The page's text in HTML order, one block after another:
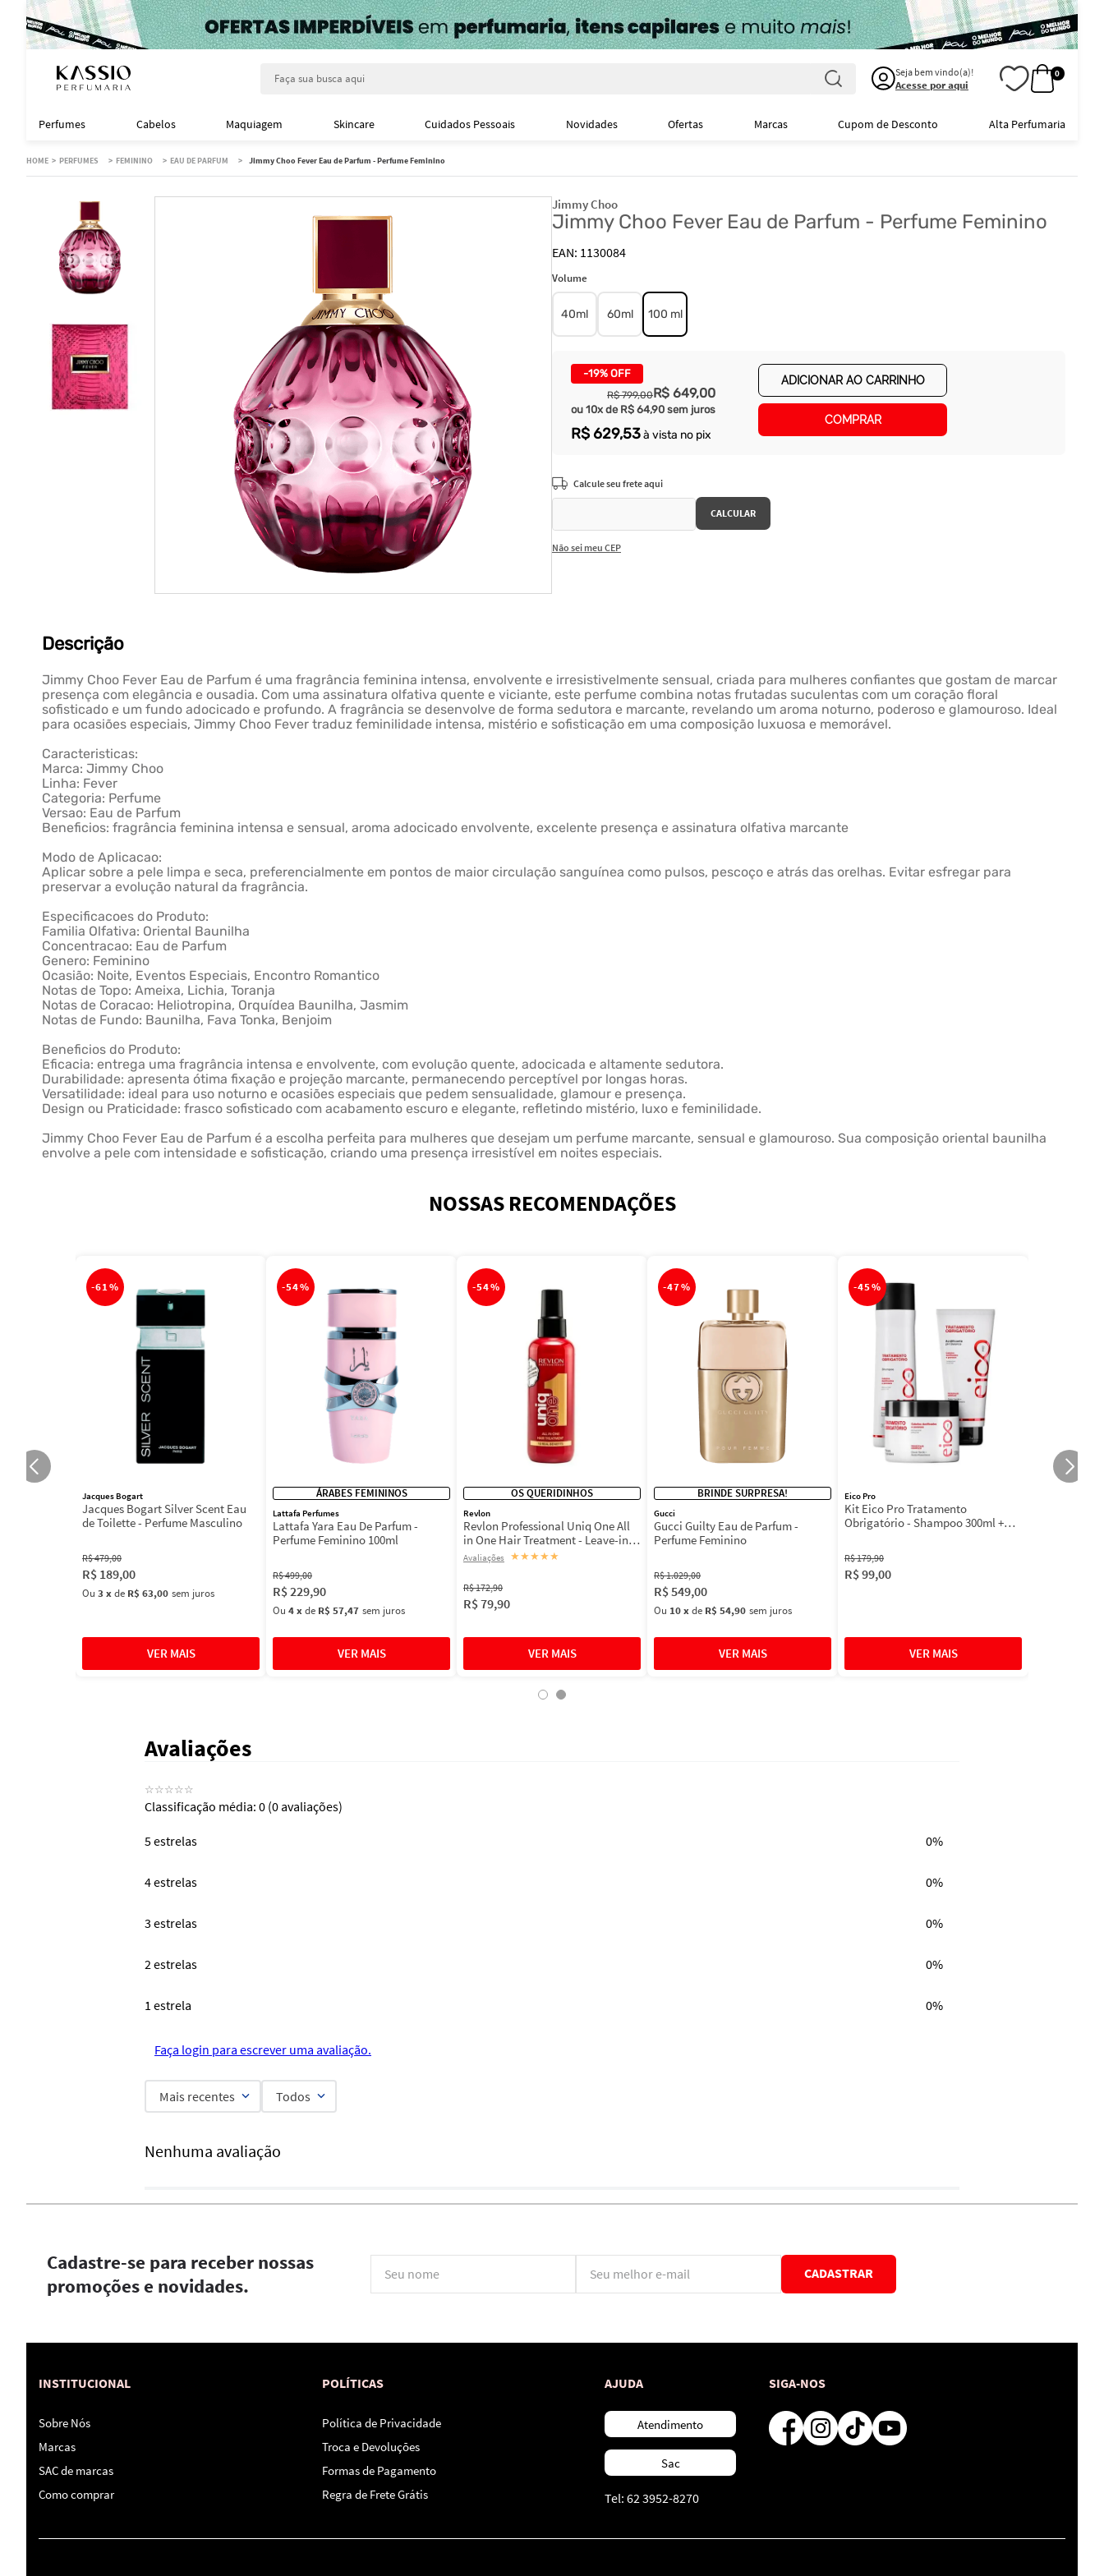
Seja bem vindo(a)!
Acesse por aqui
0
Perfumes Cabelos Maquiagem Skincare Cuidados Pessoais Novidades Ofertas Marcas Cupom de Desconto Alta Perfumaria
PERFUMES FEMININO EAU DE PARFUM Jimmy Choo Fever Eau de Parfum - Perfume Feminino
Jimmy Choo
Jimmy Choo Fever Eau de Parfum - Perfume Feminino
1130084
Volume
40ml 60ml 100 ml
-19% OFF
R$ 649,00
R$ 799,00
ou 10x de R$ 64,90 sem juros
R$629,53à vista no pix
ADICIONAR AO CARRINHO
COMPRAR
Não sei meu CEP
Descrição
Jimmy Choo Fever Eau de Parfum é uma fragrância feminina intensa, envolvente e irresistivelmente sensual, criada para mulheres confiantes que gostam de marcar
presença com elegância e ousadia. Com uma assinatura olfativa quente e viciante, este perfume combina notas frutadas suculentas com um coração floral
sofisticado e um fundo adocicado e profundo. A fragrância se desenvolve de forma sedutora e marcante, revelando um aroma noturno, poderoso e glamouroso. Ideal
para ocasiões especiais, Jimmy Choo Fever traduz feminilidade intensa, mistério e sofisticação em uma composição luxuosa e memorável.
Caracteristicas:
Marca: Jimmy Choo
Linha: Fever
Categoria: Perfume
Versao: Eau de Parfum
Beneficios: fragrância feminina intensa e sensual, aroma adocicado envolvente, excelente presença e assinatura olfativa marcante
Modo de Aplicacao:
Aplicar sobre a pele limpa e seca, preferencialmente em pontos de maior circulação sanguínea como pulsos, pescoço e atrás das orelhas. Evitar esfregar para
preservar a evolução natural da fragrância.
Especificacoes do Produto:
Familia Olfativa: Oriental Baunilha
Concentracao: Eau de Parfum
Genero: Feminino
Ocasião: Noite, Eventos Especiais, Encontro Romantico
Notas de Topo: Ameixa, Lichia, Toranja
Notas de Coracao: Heliotropina, Orquídea Baunilha, Jasmim
Notas de Fundo: Baunilha, Fava Tonka, Benjoim
Beneficios do Produto:
Eficacia: entrega uma fragrância intensa e envolvente, com evolução quente, adocicada e altamente sedutora.
Durabilidade: apresenta ótima fixação e projeção marcante, permanecendo perceptível por longas horas.
Versatilidade: ideal para uso noturno e ocasiões especiais que pedem sensualidade, glamour e presença.
Design ou Praticidade: frasco sofisticado com acabamento escuro e elegante, refletindo mistério, luxo e feminilidade.
Jimmy Choo Fever Eau de Parfum é a escolha perfeita para mulheres que desejam um perfume marcante, sensual e glamouroso. Sua composição oriental baunilha
envolve a pele com intensidade e sofisticação, criando uma presença irresistível em noites especiais.
NOSSAS RECOMENDAÇÕES
-61%
Jacques Bogart
Jacques Bogart Silver Scent Eau
de Toilette - Perfume Masculino
R$479,00
R$ 189,00
Ou 3 xde R$ 63,00 sem juros
-54%
ÁRABES FEMININOS
Lattafa Perfumes
Lattafa Yara Eau De Parfum -
Perfume Feminino 100ml
R$499,00
R$229,90
Ou 4xde R$ 57,47 sem juros
-54%
OS QUERIDINHOS
Revlon
Revlon Professional Uniq One All
in One Hair Treatment - Leave-in
150ml
★★★★★
R$172,90
R$79,90
-47%
BRINDE SURPRESA!
Gucci
Gucci Guilty Eau de Parfum -
Perfume Feminino
R$1.029,00
R$549,00
Ou 10xde R$ 54,90 sem juros
-45%
Eico Pro
Kit Eico Pro Tratamento
Obrigatório - Shampoo 300ml +
R$179,90
R$99,00
Avaliações
☆☆☆☆☆
Classificação média: 0 (0 avaliações)
5 estrelas 0%
4 estrelas 0%
3 estrelas 0%
2 estrelas 0%
1 estrela 0%
Faça login para escrever uma avaliação.
Mais recentes Todos
Nenhuma avaliação
Cadastre-se para receber nossas
promoções e novidades.
CADASTRAR
INSTITUCIONAL
Sobre Nós
Marcas
SAC de marcas
Como comprar
POLÍTICAS
Política de Privacidade
Troca e Devoluções
Formas de Pagamento
Regra de Frete Grátis
AJUDA
Atendimento
Sac
Tel: 62 3952-8270
SIGA-NOS